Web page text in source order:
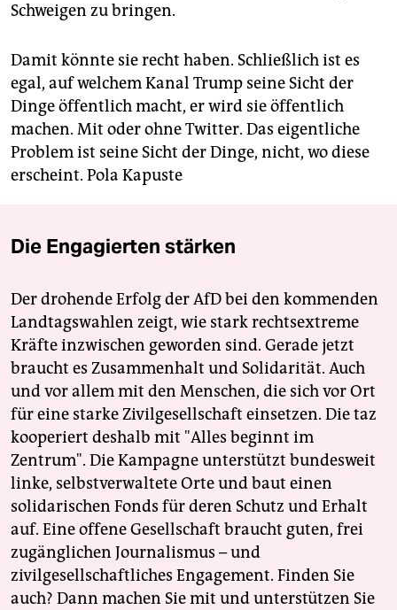
Schweigen zu bringen.
Damit könnte sie recht haben. Schließlich ist es
egal, auf welchem Kanal Trump seine Sicht der
Dinge öffentlich macht, er wird sie öffentlich
machen. Mit oder ohne Twitter. Das eigentliche
Problem ist seine Sicht der Dinge, nicht, wo diese
erscheint. Pola Kapuste
Die Engagierten stärken
Der drohende Erfolg der AfD bei den kommenden
Landtagswahlen zeigt, wie stark rechtsextreme
Kräfte inzwischen geworden sind. Gerade jetzt
braucht es Zusammenhalt und Solidarität. Auch
und vor allem mit den Menschen, die sich vor Ort
für eine starke Zivilgesellschaft einsetzen. Die taz
kooperiert deshalb mit "Alles beginnt im
Zentrum". Die Kampagne unterstützt bundesweit
linke, selbstverwaltete Orte und baut einen
solidarischen Fonds für deren Schutz und Erhalt
auf. Eine offene Gesellschaft braucht guten, frei
zugänglichen Journalismus – und
zivilgesellschaftliches Engagement. Finden Sie
auch? Dann machen Sie mit und unterstützen Sie